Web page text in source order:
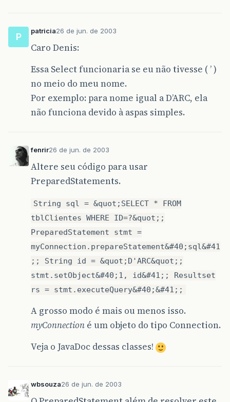
P
patricia26 de jun. de 2003
Caro Denis:
Essa Select funcionaria se eu não tivesse ( ’ )
no meio do meu nome.
Por exemplo: para nome igual a D’ARC, ela
não funciona devido à aspas simples.
fenrir26 de jun. de 2003
Altere seu código para usar
PreparedStatements.
String sql = &quot;SELECT * FROM
tblClientes WHERE ID=?&quot;;
PreparedStatement stmt =
myConnection.prepareStatement&#40;sql&#41
;; String id = &quot;D'ARC&quot;;
stmt.setObject&#40;1, id&#41;; Resultset
rs = stmt.executeQuery&#40;&#41;;
A grosso modo é mais ou menos isso.
myConnection é um objeto do tipo Connection.
Veja o JavaDoc dessas classes!
wbsouza26 de jun. de 2003